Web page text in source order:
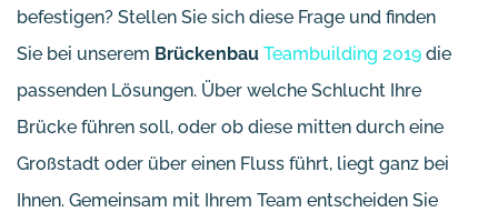
befestigen? Stellen Sie sich diese Frage und finden
Sie bei unserem Brückenbau Teambuilding 2019 die
passenden Lösungen. Über welche Schlucht Ihre
Brücke führen soll, oder ob diese mitten durch eine
Großstadt oder über einen Fluss führt, liegt ganz bei
Ihnen. Gemeinsam mit Ihrem Team entscheiden Sie